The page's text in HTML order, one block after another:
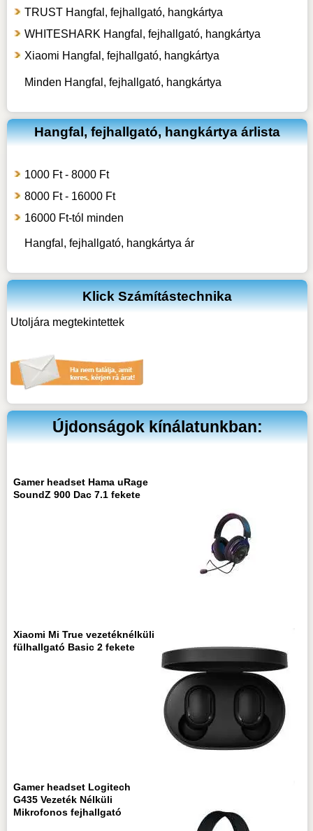
TRUST Hangfal, fejhallgató, hangkártya
WHITESHARK Hangfal, fejhallgató, hangkártya
Xiaomi Hangfal, fejhallgató, hangkártya
Minden Hangfal, fejhallgató, hangkártya
Hangfal, fejhallgató, hangkártya árlista
1000 Ft - 8000 Ft
8000 Ft - 16000 Ft
16000 Ft-tól minden
Hangfal, fejhallgató, hangkártya ár
Klick Számítástechnika
Utoljára megtekintettek
Újdonságok kínálatunkban:
Gamer headset Hama uRage
SoundZ 900 Dac 7.1 fekete
Xiaomi Mi True vezetéknélküli
fülhallgató Basic 2 fekete
Gamer headset Logitech
G435 Vezeték Nélküli
Mikrofonos fejhallgató